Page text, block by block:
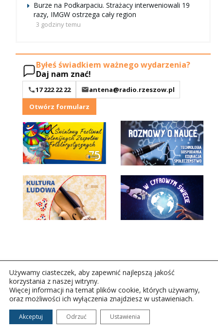
Burze na Podkarpaciu. Strażacy interweniowali 19
razy, IMGW ostrzega cały region
3 godziny temu
Byłeś świadkiem ważnego wydarzenia?
Daj nam znać!
17 222 22 22
antena@radio.rzeszow.pl
Otwórz formularz
Copyright © 2026Polskie Radio Rzeszów S.A. w likwidacj.
Wszelkie prawa zastrzeżone.
Używamy ciasteczek, aby zapewnić najlepszą jakość
korzystania z naszej witryny.
Więcej informacji na temat plików cookie, których używamy,
oraz możliwości ich wyłączenia znajdziesz w ustawieniach.
Akceptuj Odrzuć Ustawienia